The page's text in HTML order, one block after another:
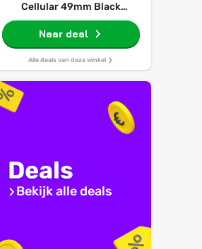
Cellular 49mm Black
Titanium Case with Dark
Green Alpine Loop - Medium
Naar deal
Alle deals van deze winkel
Deals
Bekijk alle deals